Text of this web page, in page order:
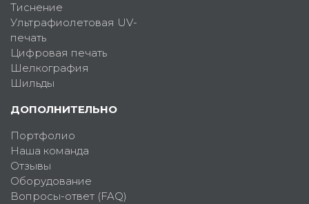
Тиснение
Ультрафиолетовая UV-
печать
Цифровая печать
Шелкография
Шильды
ДОПОЛНИТЕЛЬНО
Портфолио
Наша команда
Отзывы
Оборудование
Вопросы-ответ (FAQ)